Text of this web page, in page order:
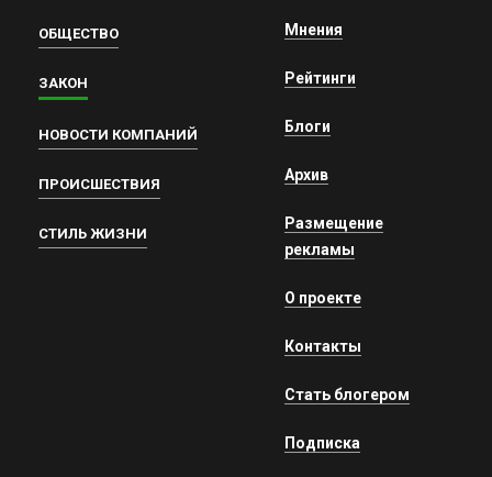
ОБЩЕСТВО
ЗАКОН
НОВОСТИ КОМПАНИЙ
ПРОИСШЕСТВИЯ
СТИЛЬ ЖИЗНИ
Мнения
Рейтинги
Блоги
Архив
Размещение
рекламы
О проекте
Контакты
Стать блогером
Подписка